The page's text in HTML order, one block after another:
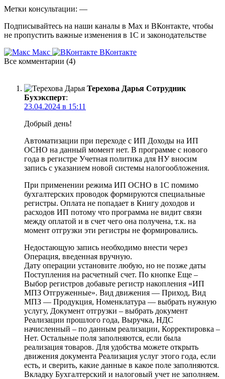
Метки консультации: —
Подписывайтесь на наши каналы в Max и ВКонтакте, чтобы
не пропустить важные изменения в 1С и законодательстве
Макс
ВКонтакте
Все комментарии (4)
Терехова Дарья Сотрудник
Бухэксперт:
23.04.2024 в 15:11
Добрый день!
Автоматизации при переходе с ИП Доходы на ИП
ОСНО на данный момент нет. В программе с нового
года в регистре Учетная политика для НУ вносим
запись с указанием новой системы налогообложения.
При применении режима ИП ОСНО в 1С помимо
бухгалтерских проводок формируются специальные
регистры. Оплата не попадает в Книгу доходов и
расходов ИП потому что программа не видит связи
между оплатой и в счет чего она получена, т.к. на
момент отгрузки эти регистры не формировались.
Недостающую запись необходимо внести через
Операция, введенная вручную.
Дату операции установите любую, но не позже даты
Поступления на расчетный счет. По кнопке Еще –
Выбор регистров добавьте регистр накопления «ИП
МПЗ Отгруженные». Вид движения — Приход, Вид
МПЗ — Продукция, Номенклатура — выбрать нужную
услугу, Документ отгрузки – выбрать документ
Реализации прошлого года, Выручка, НДС
начисленный – по данным реализации, Корректировка –
Нет. Остальные поля заполняются, если была
реализация товаров. Для удобства можете открыть
движения документа Реализация услуг этого года, если
есть, и сверить, какие данные в какое поле заполняются.
Вкладку Бухгалтерский и налоговый учет не заполняем.